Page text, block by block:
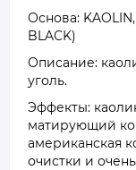
Основа: KAOLIN,
BLACK)
Описание:
уголь.
Эффекты:
матирующий
американская
очистки и